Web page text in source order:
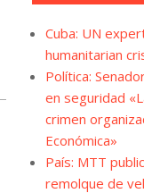
Cuba: UN
humanitarian
Política:
en seguridad
crimen
Económica»
País: MTT
remolque de